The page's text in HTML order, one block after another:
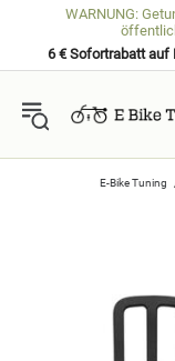
WARNUNG:
6 € Sofortrabatt auf
E-Bike Tuning